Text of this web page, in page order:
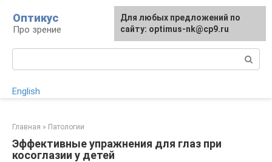
контенту
Оптикус
Про зрение
English
Главная » Патологии
Эффективные упражнения для глаз при
косоглазии у детей
Для любых предложений по
сайту: optimus-nk@cp9.ru